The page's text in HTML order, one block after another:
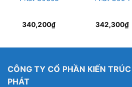
340,200₫ 342,300₫
CÔNG TY CỔ PHẦN KIẾN
PHÁT